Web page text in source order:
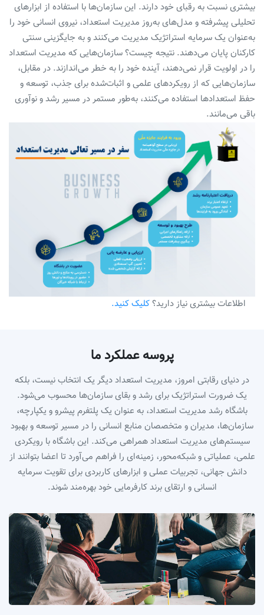
بیشتری نسبت به رقبای خود دارند. این سازمان‌ها با استفاده از ابزارهای
تحلیلی پیشرفته و مدل‌های به‌روز مدیریت استعداد، نیروی انسانی خود را
به‌عنوان یک سرمایه استراتژیک مدیریت می‌کنند و به جایگزینی سنتی
کارکنان پایان می‌دهند. نتیجه چیست؟ سازمان‌هایی که مدیریت استعداد
را در اولویت قرار نمی‌دهند، آینده خود را به خطر می‌اندازند. در مقابل،
سازمان‌هایی که از رویکردهای علمی و اثبات‌شده برای جذب، توسعه و
حفظ استعدادها استفاده می‌کنند، به‌طور مستمر در مسیر رشد و نوآوری
باقی می‌مانند.
اطلاعات بیشتری نیاز دارید؟کلیک کنید.
پروسه عملکرد ما
در دنیای رقابتی امروز، مدیریت استعداد دیگر یک انتخاب نیست، بلکه
یک ضرورت استراتژیک برای رشد و بقای سازمان‌ها محسوب می‌شود.
باشگاه رشد مدیریت استعداد، به عنوان یک پلتفرم پیشرو و یکپارچه،
سازمان‌ها، مدیران و متخصصان منابع انسانی را در مسیر توسعه و بهبود
سیستم‌های مدیریت استعداد همراهی می‌کند. این باشگاه با رویکردی
علمی، عملیاتی و شبکه‌محور، زمینه‌ای را فراهم می‌آورد تا اعضا بتوانند از
دانش جهانی، تجربیات عملی و ابزارهای کاربردی برای تقویت سرمایه
انسانی و ارتقای برند کارفرمایی خود بهره‌مند شوند.